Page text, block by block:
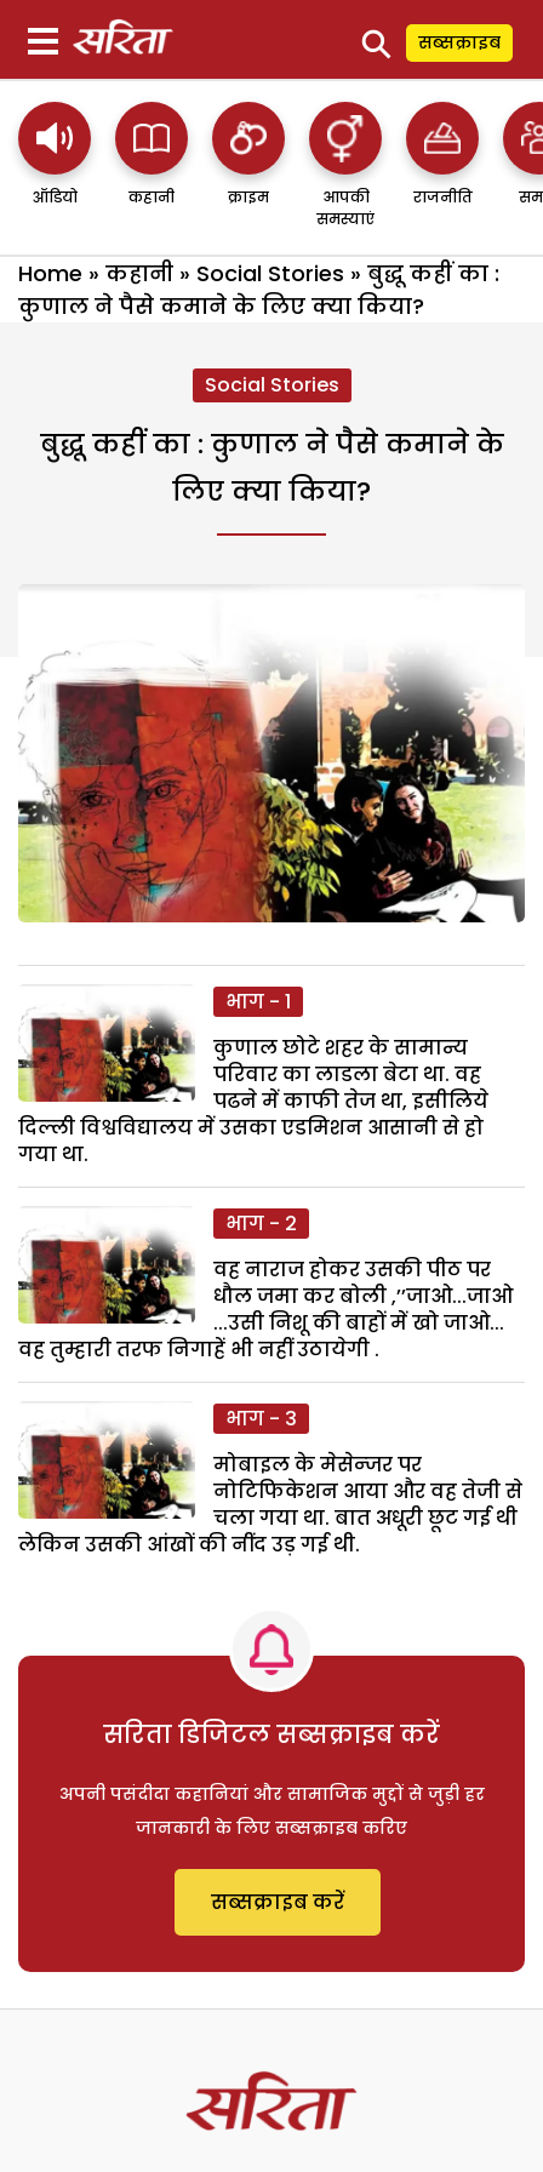
⚲ सब्सक्राइब
ऑडियो कहानी क्राइम
आपकी
समस्याएं
राजनीति
Home » कहानी » Social Stories » बुद्धू कहीं का :
कुणाल ने पैसे कमाने के लिए क्या किया?
Social Stories
बुद्धू कहीं का : कुणाल ने पैसे कमाने के
लिए क्या किया?
भाग - 1
कुणाल छोटे शहर के सामान्य
परिवार का लाडला बेटा था. वह
पढने में काफी तेज था, इसीलिये
दिल्ली विश्वविद्यालय में उसका एडमिशन आसानी से हो
गया था.
भाग - 2
वह नाराज होकर उसकी पीठ पर
धौल जमा कर बोली ,’’जाओ...जाओ
...उसी निशू की बाहों में खो जाओ...
वह तुम्हारी तरफ निगाहें भी नहीं उठायेगी .
भाग - 3
मोबाइल के मेसेन्जर पर
नोटिफिकेशन आया और वह तेजी से
चला गया था. बात अधूरी छूट गई थी
लेकिन उसकी आंखों की नींद उड़ गई थी.
सरिता डिजिटल सब्सक्राइब करें
अपनी पसंदीदा कहानियां और सामाजिक मुद्दों से जुड़ी हर
जानकारी के लिए सब्सक्राइब करिए
सब्सक्राइब करें